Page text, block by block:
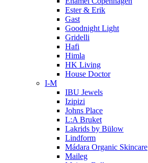
Ester & Erik
Gast
Goodnight Light
Gridelli
Hafi
Himla
HK Living
House Doctor
I-M
IBU Jewels
Izipizi
Johns Place
L:A Bruket
Lakrids by Bülow
Lindform
Mádara Organic Skincare
Maileg